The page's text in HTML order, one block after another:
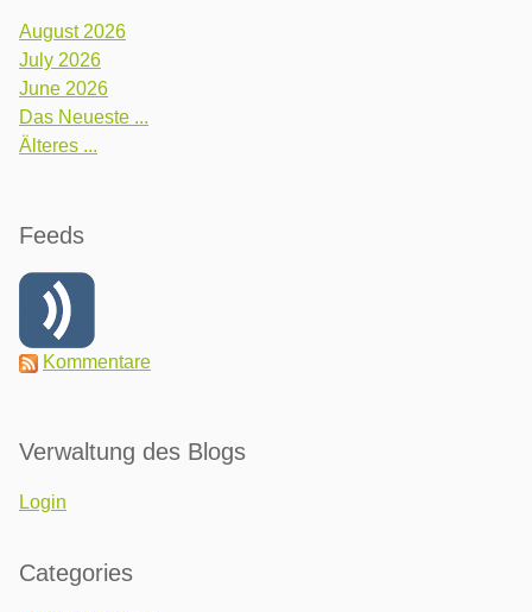
August 2026
July 2026
June 2026
Das Neueste ...
Älteres ...
Feeds
Kommentare
Verwaltung des Blogs
Login
Categories